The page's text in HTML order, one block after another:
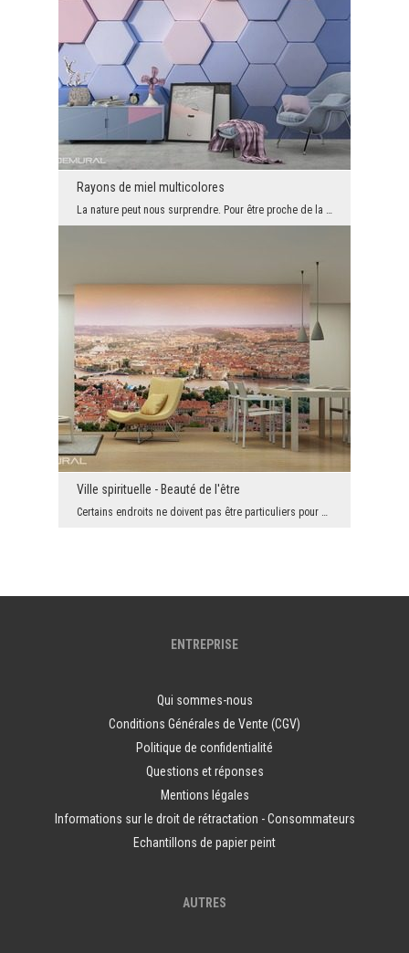
Rayons de miel multicolores
La nature peut nous surprendre. Pour être proche de la nature choisis le motif particulièrement m...
Ville spirituelle - Beauté de l'être
Certains endroits ne doivent pas être particuliers pour être beaux, il suffit qu'ils existent tou...
ENTREPRISE
Qui sommes-nous
Conditions Générales de Vente (CGV)
Politique de confidentialité
Questions et réponses
Mentions légales
Informations sur le droit de rétractation - Consommateurs
Echantillons de papier peint
AUTRES